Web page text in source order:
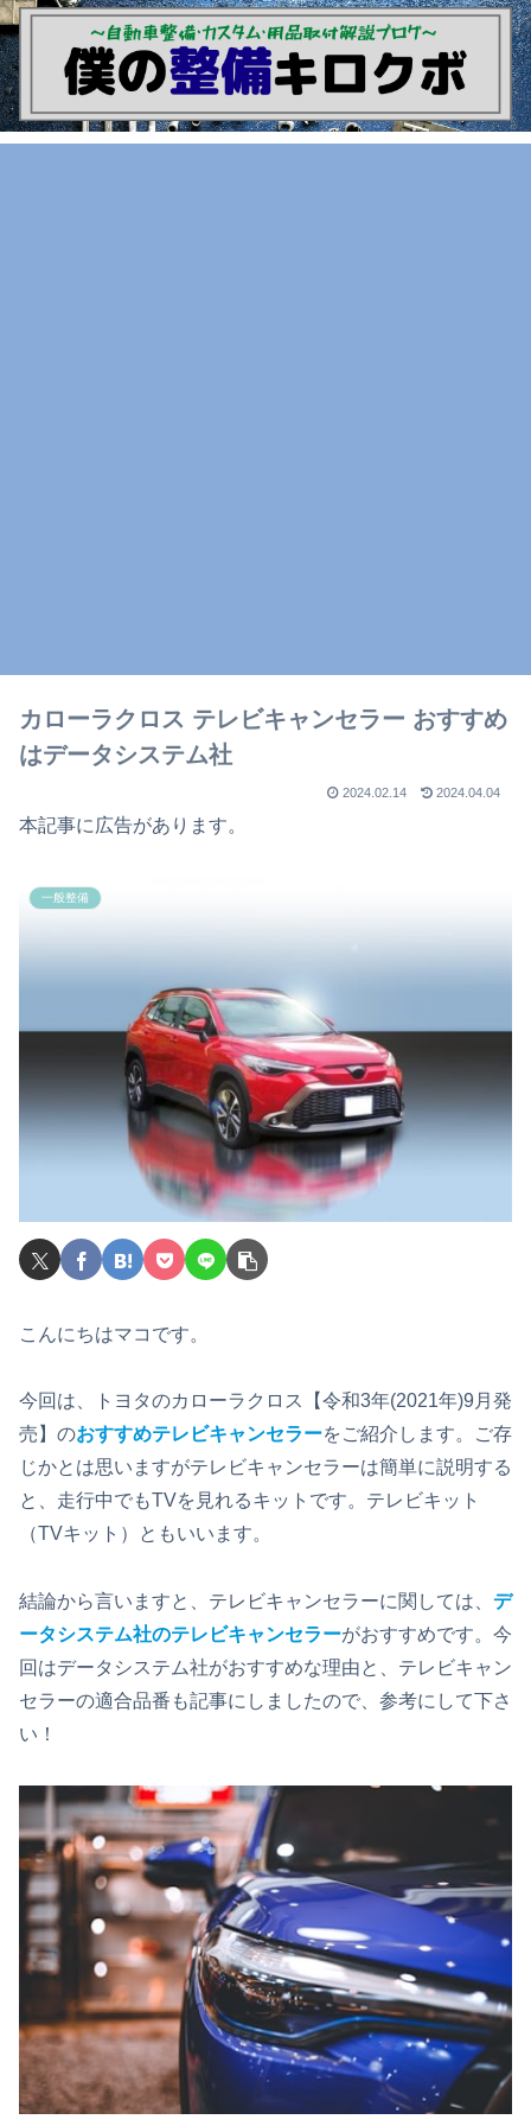
カローラクロス テレビキャンセラー おすすめ
はデータシステム社
2024.02.14 2024.04.04
本記事に広告があります。
一般整備
こんにちはマコです。
今回は、トヨタのカローラクロス【令和3年(2021年)9月発
売】のおすすめテレビキャンセラーをご紹介します。ご存
じかとは思いますがテレビキャンセラーは簡単に説明する
と、走行中でもTVを見れるキットです。テレビキット
（TVキット）ともいいます。
結論から言いますと、テレビキャンセラーに関しては、 デ
ータシステム社のテレビキャンセラーがおすすめです。今
回はデータシステム社がおすすめな理由と、テレビキャン
セラーの適合品番も記事にしましたので、参考にして下さ
い！